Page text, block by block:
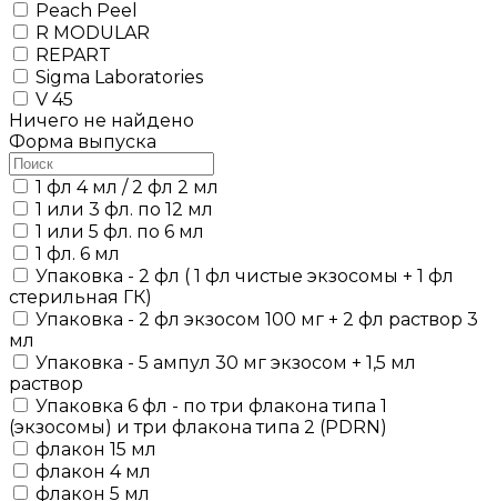
Peach Peel
R MODULAR
REPART
Sigma Laboratories
V 45
Ничего не найдено
Форма выпуска
1 фл 4 мл / 2 фл 2 мл
1 или 3 фл. по 12 мл
1 или 5 фл. по 6 мл
1 фл. 6 мл
Упаковка - 2 фл ( 1 фл чистые экзосомы + 1 фл
стерильная ГК)
Упаковка - 2 фл экзосом 100 мг + 2 фл раствор 3
мл
Упаковка - 5 ампул 30 мг экзосом + 1,5 мл
раствор
Упаковка 6 фл - по три флакона типа 1
(экзосомы) и три флакона типа 2 (PDRN)
флакон 15 мл
флакон 4 мл
флакон 5 мл